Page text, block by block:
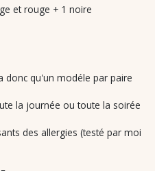
rouge + 1 noire
donc qu'un modéle par paire
la journée ou toute la soirée
des allergies (testé par moi